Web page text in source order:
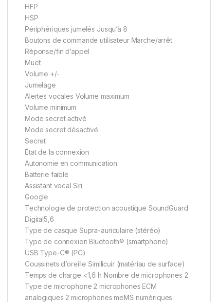
HFP
HSP
Périphériques jumelés Jusqu’à 8
Boutons de commande utilisateur Marche/arrêt
Réponse/fin d’appel
Muet
Volume +/-
Jumelage
Alertes vocales Volume maximum
Volume minimum
Mode secret activé
Mode secret désactivé
Secret
État de la connexion
Autonomie en communication
Batterie faible
Assistant vocal Siri
Google
Technologie de protection acoustique SoundGuard
Digital5,6
Type de casque Supra-auriculaire (stéréo)
Type de connexion Bluetooth® (smartphone)
USB Type-C® (PC)
Coussinets d’oreille Similicuir (matériau de surface)
Temps de charge <1,6 h Nombre de microphones 2
Type de microphone 2 microphones ECM
analogiques 2 microphones meMS numériques